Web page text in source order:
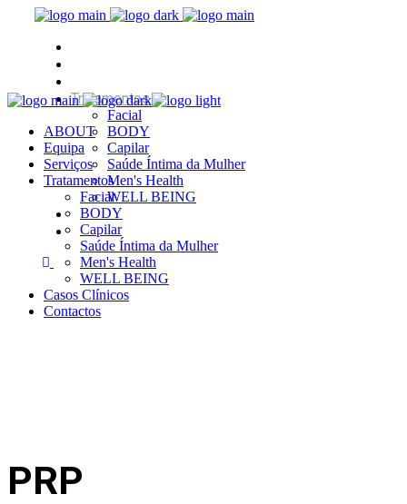
Tratamentos
Facial
BODY
Capilar
Saúde Íntima da Mulher
Men's Health
WELL BEING
Casos Clínicos
Contactos
ABOUT
Equipa
Serviços
Tratamentos
Facial
BODY
Capilar
Saúde Íntima da Mulher
Men's Health
WELL BEING
Casos Clínicos
Contactos
PRP